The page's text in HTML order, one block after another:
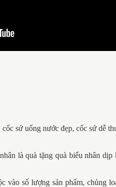
sứ uống nước đẹp, cốc sứ dễ
là quà tặng quà biếu nhân
vào số lượng sản phẩm, chủng